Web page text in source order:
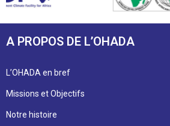
A PROPOS DE L’OHADA
L’OHADA en bref
Missions et Objectifs
Notre histoire